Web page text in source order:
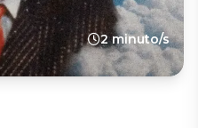
2 minuto/s